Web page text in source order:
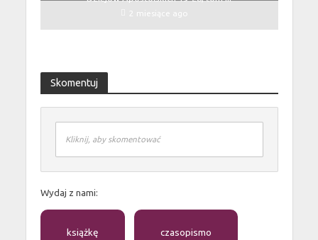
2 miesiące ago
Skomentuj
Kliknij, aby skomentować
Wydaj z nami:
książkę czasopismo